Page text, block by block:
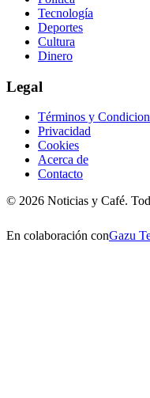
Tecnología
Deportes
Cultura
Dinero
Legal
Términos y
Privacidad
Cookies
Acerca de
Contacto
© 2026 Noticias y Café.
En colaboración conGazu